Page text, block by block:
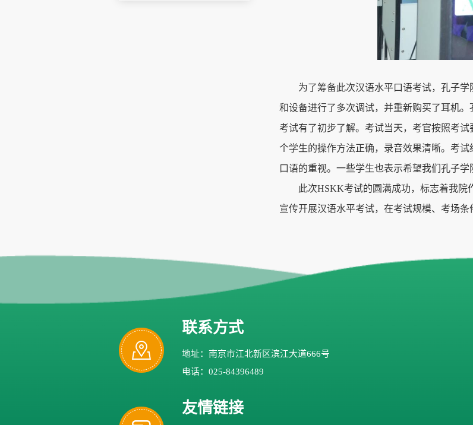
为了筹备此次汉语水平口语考试，孔子
和设备进行了多次调试，并重新购买了耳机
考试有了初步了解。考试当天，考官按照考
个学生的操作方法正确，录音效果清晰。考
口语的重视。一些学生也表示希望我们孔子
此次HSKK考试的圆满成功，标志着我
宣传开展汉语水平考试，在考试规模、考场
联系方式
地址：南京市江北新区滨江大道666号
电话：025-84396489
友情链接